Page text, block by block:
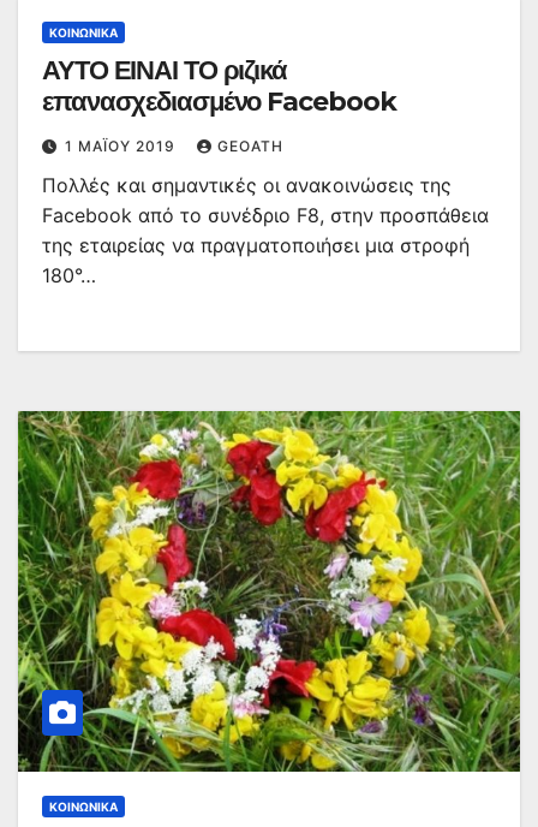
ΚΟΙΝΩΝΙΚΆ
ΑΥΤΟ ΕΙΝΑΙ ΤΟ ριζικά
επανασχεδιασμένο Facebook
1 ΜΑΪ́ΟΥ 2019 GEOATH
Πολλές και σημαντικές οι ανακοινώσεις της
Facebook από το συνέδριο F8, στην προσπάθεια
της εταιρείας να πραγματοποιήσει μια στροφή
180°…
ΚΟΙΝΩΝΙΚΆ